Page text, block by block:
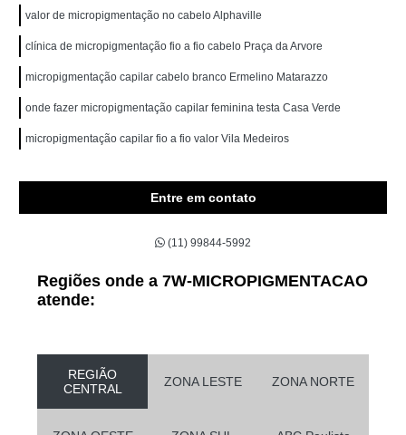
valor de micropigmentação no cabelo Alphaville
clínica de micropigmentação fio a fio cabelo Praça da Arvore
micropigmentação capilar cabelo branco Ermelino Matarazzo
onde fazer micropigmentação capilar feminina testa Casa Verde
micropigmentação capilar fio a fio valor Vila Medeiros
Entre em contato
(11) 99844-5992
Regiões onde a 7W-MICROPIGMENTACAO
atende:
REGIÃO
CENTRAL
ZONA LESTE ZONA NORTE